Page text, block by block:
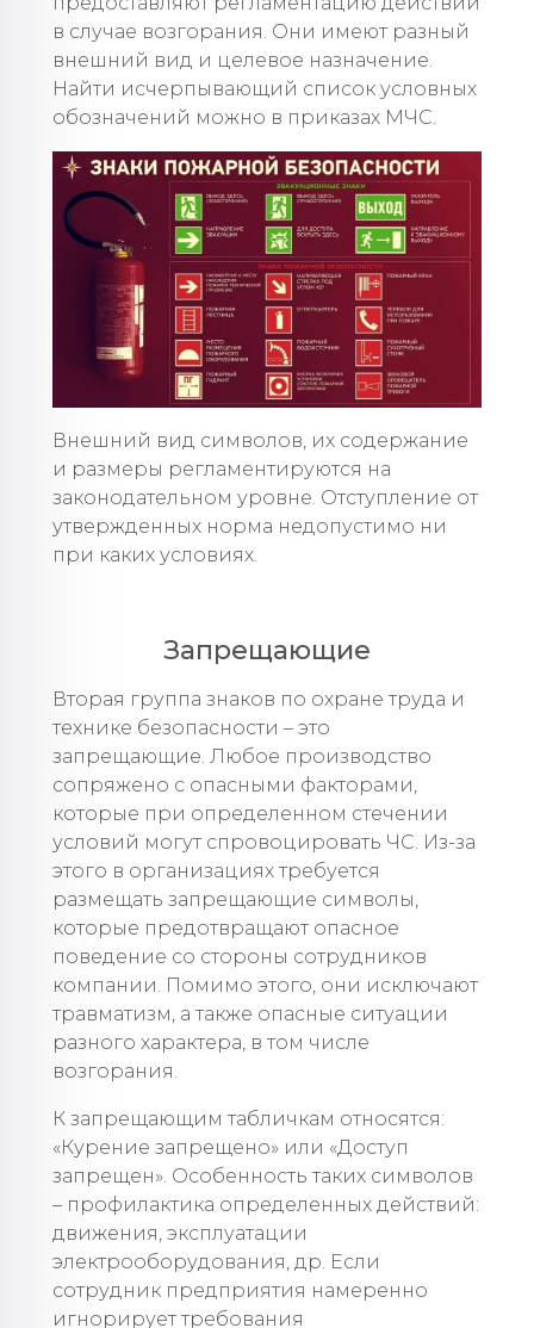
в случае возгорания. Они имеют разный
внешний вид и целевое назначение.
Найти исчерпывающий список условных
обозначений можно в приказах МЧС.
Внешний вид символов, их содержание
и размеры регламентируются на
законодательном уровне. Отступление от
утвержденных норма недопустимо ни
при каких условиях.
Запрещающие
Вторая группа знаков по охране труда и
технике безопасности – это
запрещающие. Любое производство
сопряжено с опасными факторами,
которые при определенном стечении
условий могут спровоцировать ЧС. Из-за
этого в организациях требуется
размещать запрещающие символы,
которые предотвращают опасное
поведение со стороны сотрудников
компании. Помимо этого, они исключают
травматизм, а также опасные ситуации
разного характера, в том числе
возгорания.
К запрещающим табличкам относятся:
«Курение запрещено» или «Доступ
запрещен». Особенность таких символов
– профилактика определенных действий:
движения, эксплуатации
электрооборудования, др. Если
сотрудник предприятия намеренно
игнорирует требования